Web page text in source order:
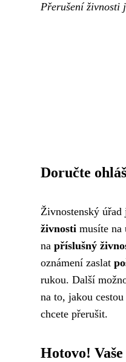
Přerušení živnosti
Doručte
Živnostenský úřad
živnosti musíte na
na příslušný
oznámení zaslat
rukou. Další
na to, jakou
chcete přerušit.
Hotovo!